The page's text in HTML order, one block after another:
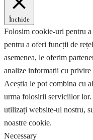
Închide
Folosim cookie-uri pentru
pentru a oferi funcții de
asemenea, le oferim
analize informații cu
Aceștia le pot combina cu
urma folosirii serviciilor lor.
utilizați website-ul nostru,
noastre cookie.
Necessary